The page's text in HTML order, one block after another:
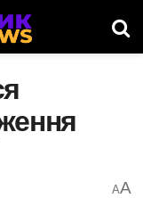
AA